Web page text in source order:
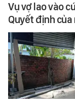
Vụ vợ lao vào
Quyết định